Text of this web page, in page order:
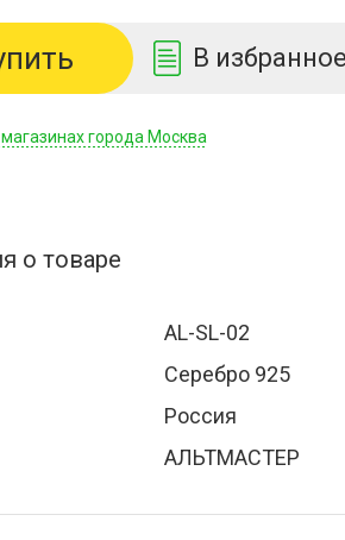
В избранное
города Москва
о товаре
AL-SL-02
Серебро 925
Россия
АЛЬТМАСТЕР